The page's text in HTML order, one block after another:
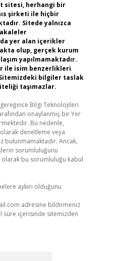
sitesi, herhangi bir
şirketi ile hiçbir
Sitede yalnızca
yer alan içerikler
olup, gerçek kurum
yapılmamaktadır.
ile isim benzerlikleri
bilgiler taslak
taşımazlar.
gereğince Bilgi Teknolojileri
onaylanmış bir Yer
Bu nedenle,
denetleme veya
bulunmamaktadır. Ancak,
sorumluluğunu
olarak bu sorumluluğu kabul
aykırı olduğunu
adresine bildirmeniz
süre içerisinde sitemizden